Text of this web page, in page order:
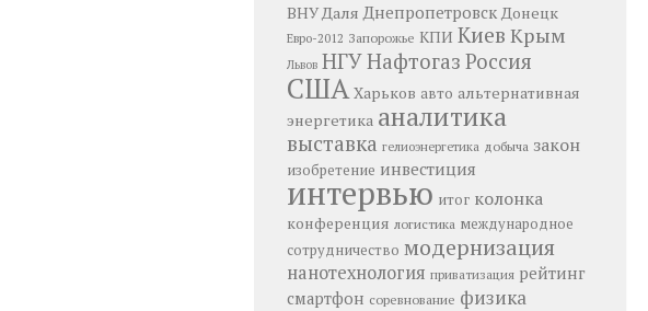
ВНУ Даля Днепропетровск Донецк
Евро-2012 Запорожье КПИ Киев Крым
Львов НГУНафтогаз Россия
США Харьков авто альтернативная
энергетика аналитика
выставка гелиоэнергетика добыча закон
изобретение инвестиция
интервью итог колонка
конференция логистика международное
сотрудничество модернизация
нанотехнология приватизация рейтинг
смартфон соревнование физика